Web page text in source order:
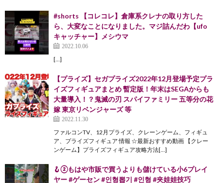
#shorts 【コレコレ】倉庫系クレナの取り方した
ら、大変なことになりました。マジ詰んだわ【ufo
キャッチャー】メシウマ
2022.10.06
[…]
【プライズ】セガプライズ2022年12月登場予定プラ
イズフィギュアまとめ 暫定版！年末はSEGAからも
大量導入！？鬼滅の刃 スパイファミリー 五等分の花
嫁 東京リベンジャーズ 等
2022.11.30
ファルコンTV、12月プライズ、クレーンゲーム、フィギュ
ア、プライズフィギュア 情報 ☆最新おすすめ動画 【クレー
ンゲーム】プライズフィギュア攻略方法[…]
🪝②もはや市販で買うよりも儲けている小6プレイ
ヤー #ゲーセン #인형뽑기 #인형 #夹娃娃技巧